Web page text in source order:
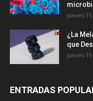
jueves
¿La
que
jueves
ENTRADAS